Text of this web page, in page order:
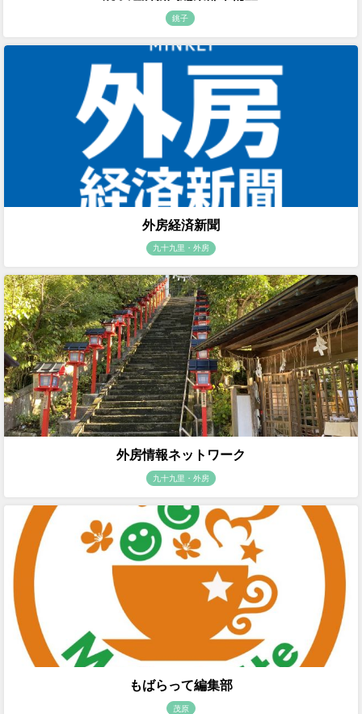
銚子
外房経済新聞
九十九里・外房
外房情報ネットワーク
九十九里・外房
もばらって編集部
茂原